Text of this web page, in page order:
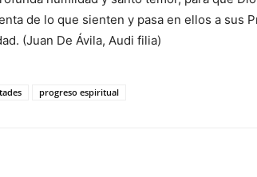
de lo que sienten y pasa en ellos a sus
(Juan De Ávila, Audi filia)
progreso espiritual